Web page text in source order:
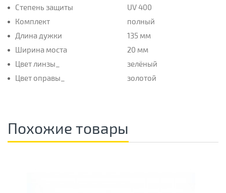
Степень защиты
UV 400
Комплект
полный
Длина дужки
135 мм
Ширина моста
20 мм
Цвет линзы_
зелёный
Цвет оправы_
золотой
Похожие товары